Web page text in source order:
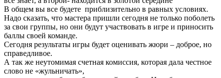
В общем вы все будете приблизительно в равных условиях.
Надо сказать, что мастера пришли сегодня не только поболеть
за свои группы, но они будут участвовать в игре и приносить
баллы своей команде.
Сегодня результаты игры будет оценивать жюри – доброе, но
справедливое.
А так же неутомимая счетная комиссия, которая дала честное
слово не «жульничать»,